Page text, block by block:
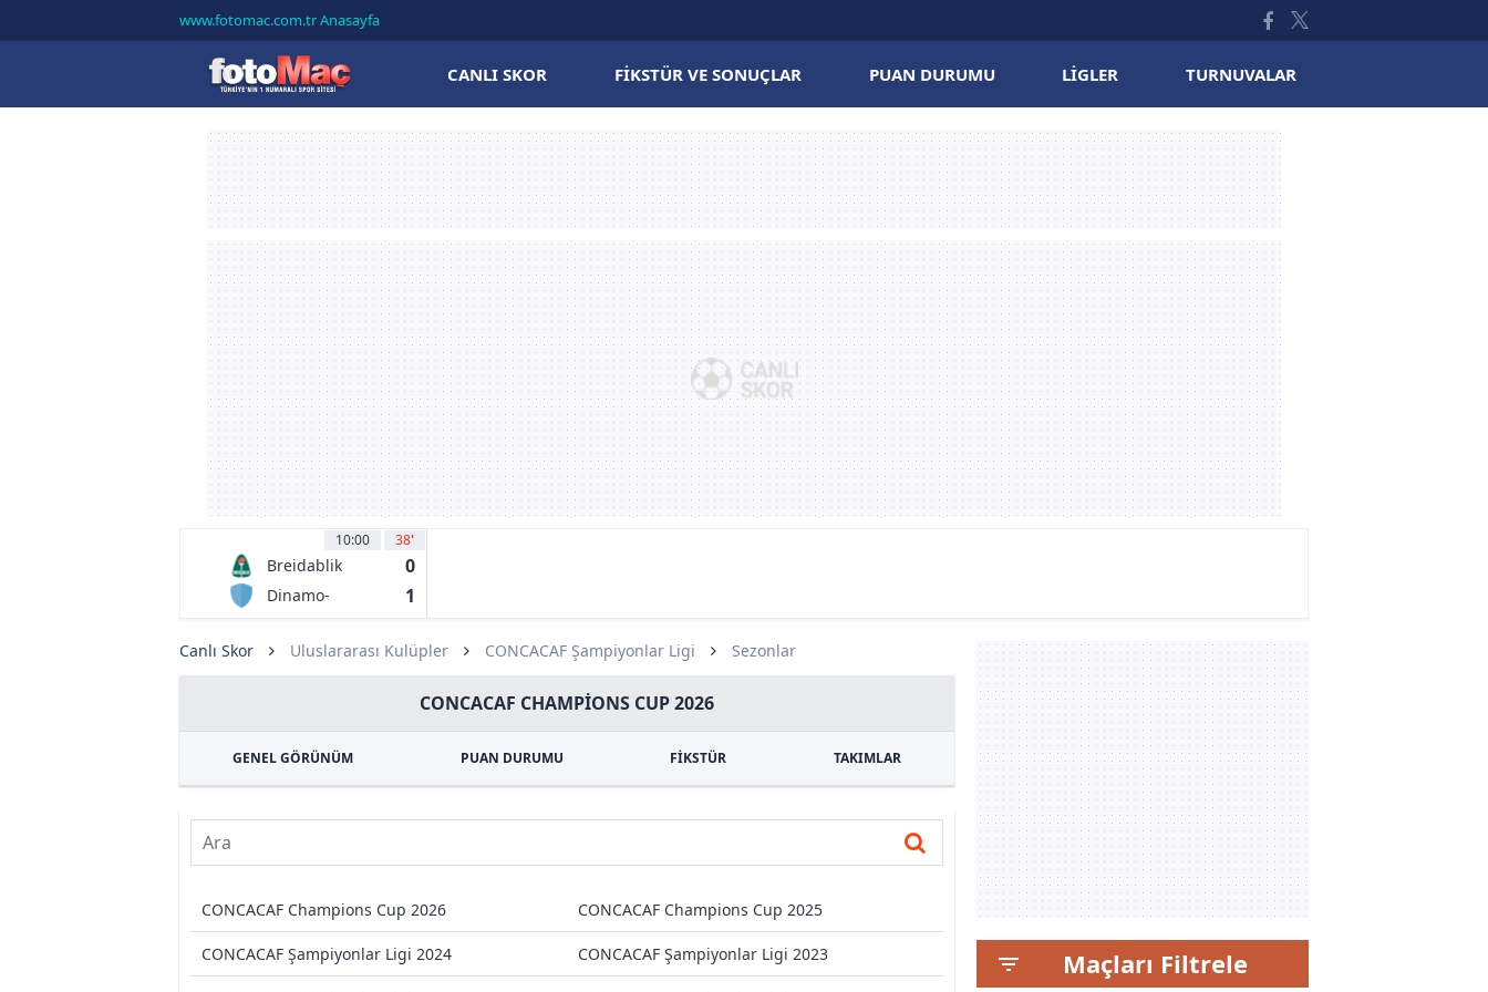
www.fotomac.com.tr Anasayfa
CANLI SKOR FIKSTÜR VE SONUÇLAR PUAN DURUMU LIGLER TURNUVALAR
10:00 38'
Breidablik
Kopavogur
0
Dinamo-
1
Maçları Filtrele
Canlı Skor Uluslararası Kulüpler CONCACAF Şampiyonlar Ligi Sezonlar
CONCACAF CHAMPIONS CUP 2026
GENEL GÖRÜNÜM PUAN DURUMU FİKSTÜR TAKIMLAR
CONCACAF Champions Cup 2026 CONCACAF Champions Cup 2025
CONCACAF Şampiyonlar Ligi 2024 CONCACAF Şampiyonlar Ligi 2023